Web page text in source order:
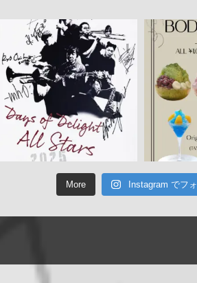
More Instagram でフ